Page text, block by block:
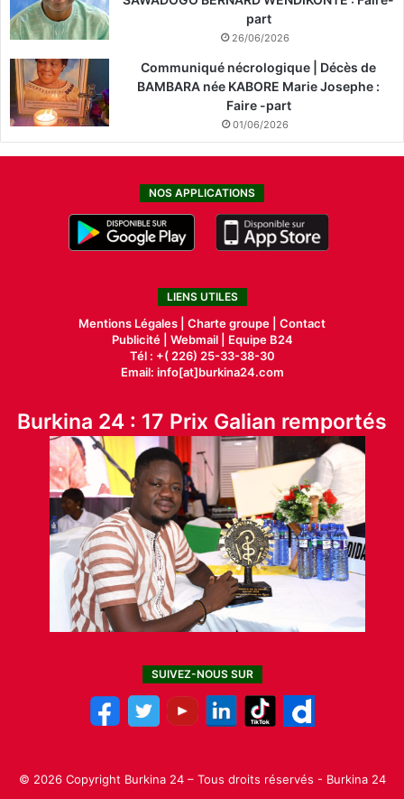
part
26/06/2026
Communiqué nécrologique | Décès de
BAMBARA née KABORE Marie Josephe :
Faire -part
01/06/2026
NOS APPLICATIONS
LIENS UTILES
Mentions Légales | Charte groupe | Contact
Publicité| Webmail |
Equipe B24
Tél : +( 226) 25-33-38-30
Email: info[at]burkina24.com
Burkina 24 : 17 Prix Galian remportés
SUIVEZ-NOUS SUR
© 2026 Copyright Burkina 24 – Tous droits réservés - Burkina 24